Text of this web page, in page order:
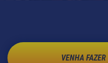
VENHA